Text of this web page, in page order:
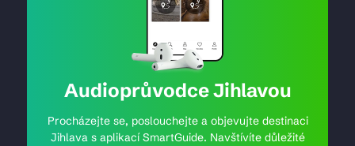
Audioprůvodce Jihlavou
Procházejte se, poslouchejte a objevujte destinaci
Jihlava s aplikací SmartGuide. Navštívíte důležité